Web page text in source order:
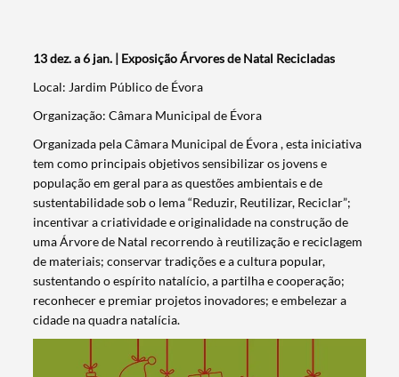
13 dez. a 6 jan. | Exposição Árvores de Natal Recicladas
Local: Jardim Público de Évora
Organização: Câmara Municipal de Évora
Organizada pela Câmara Municipal de Évora , esta iniciativa
tem como principais objetivos sensibilizar os jovens e
população em geral para as questões ambientais e de
sustentabilidade sob o lema “Reduzir, Reutilizar, Reciclar”;
incentivar a criatividade e originalidade na construção de
uma Árvore de Natal recorrendo à reutilização e reciclagem
de materiais; conservar tradições e a cultura popular,
sustentando o espírito natalício, a partilha e cooperação;
reconhecer e premiar projetos inovadores; e embelezar a
cidade na quadra natalícia.